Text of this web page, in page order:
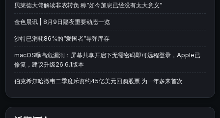
贝莱德大佬解读非农转负 称“如今加息已经没有太大意义”
金色晨讯 | 8月9日隔夜重要动态一览
沙特已消耗86%的“爱国者”导弹库存
macOS曝高危漏洞：屏幕共享开启下无需密码即可远程登录，Apple已
修复，建议升级26.6.1版本
伯克希尔哈撒韦二季度斥资约45亿美元回购股票 为一年多来首次